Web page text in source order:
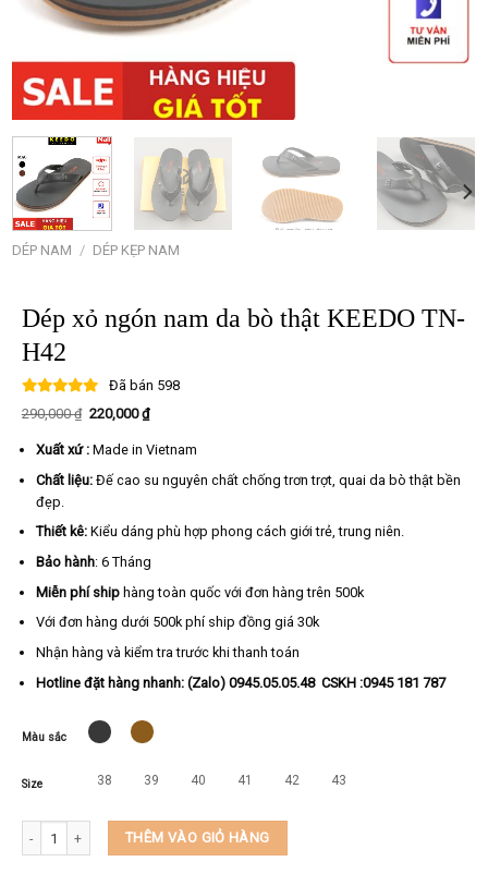
DÉP NAM / DÉP KẸP NAM
Dép xỏ ngón nam da bò thật KEEDO TN-
H42
Đã bán 598
290,000₫ Giá
290,000 ₫.
220,000₫Giá
hiện
là:
Xuất xứ :Made in Vietnam
Chất liệu:Đế cao su nguyên chất chống trơn trợt, quai da bò thật bền
đẹp.
Thiết kê:Kiểu dáng phù hợp phong cách giới trẻ, trung niên.
Bảo hành: 6 Tháng
Miễn phí shiphàng toàn quốc với đơn hàng trên 500k
Với đơn hàng dưới 500k phí ship đồng giá 30k
Nhận hàng và kiểm tra trước khi thanh toán
Hotline đặt hàng nhanh: (Zalo) 0945.05.05.48 CSKH :0945 181 787
Màu sắc
Size 38 39 40 41 42 43
Dép xỏ ngón nam da bò thật KEEDO TN-H42 số lượng
THÊM VÀO GIỎ HÀNG